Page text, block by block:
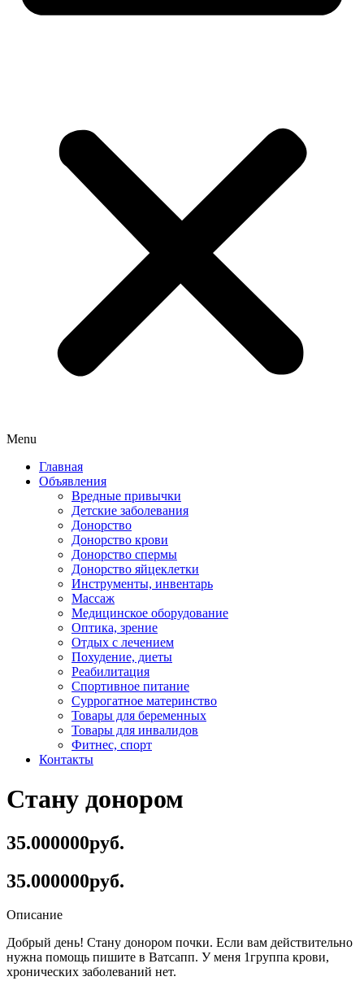
Menu
Главная
Объявления
Вредные привычки
Детские заболевания
Донорство
Донорство крови
Донорство спермы
Донорство яйцеклетки
Инструменты, инвентарь
Массаж
Медицинское оборудование
Оптика, зрение
Отдых с лечением
Похудение, диеты
Реабилитация
Спортивное питание
Суррогатное материнство
Товары для беременных
Товары для инвалидов
Фитнес, спорт
Контакты
Стану донором
35.000000руб.
35.000000руб.
Описание
Добрый день! Стану донором почки. Если вам действительно
нужна помощь пишите в Ватсапп. У меня 1группа крови,
хронических заболеваний нет.